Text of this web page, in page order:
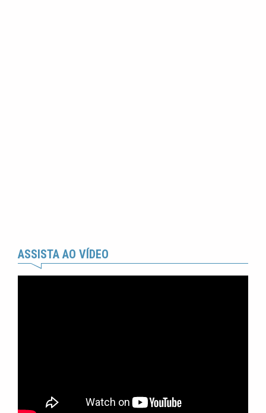
ASSISTA AO VÍDEO